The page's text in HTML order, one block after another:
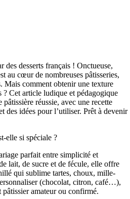
des desserts français ! Onctueuse,
au cœur de nombreuses pâtisseries,
Mais comment obtenir une texture
? Cet article ludique et pédagogique
pâtissière réussie, avec une recette
des idées pour l’utiliser. Prêt à devenir
elle si spéciale ?
parfait entre simplicité et
lait, de sucre et de fécule, elle offre
qui sublime tartes, choux, mille-
(chocolat, citron, café…),
amateur ou confirmé.